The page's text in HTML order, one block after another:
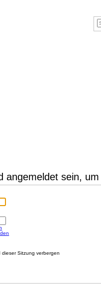
angemeldet sein,
Sitzung verbergen